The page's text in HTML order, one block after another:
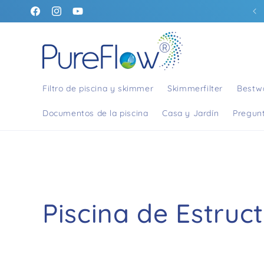
Directo al
contenido
https://www.facebook.com/people/PureFlow-
https://www.instagram.com/
https://www.youtube.com/
PureFlow® – simplemente genial filtrar
Filtro de piscina y skimmer Skimmerfilter
Documentos de la piscina Casa y Jardín
C
Piscina de